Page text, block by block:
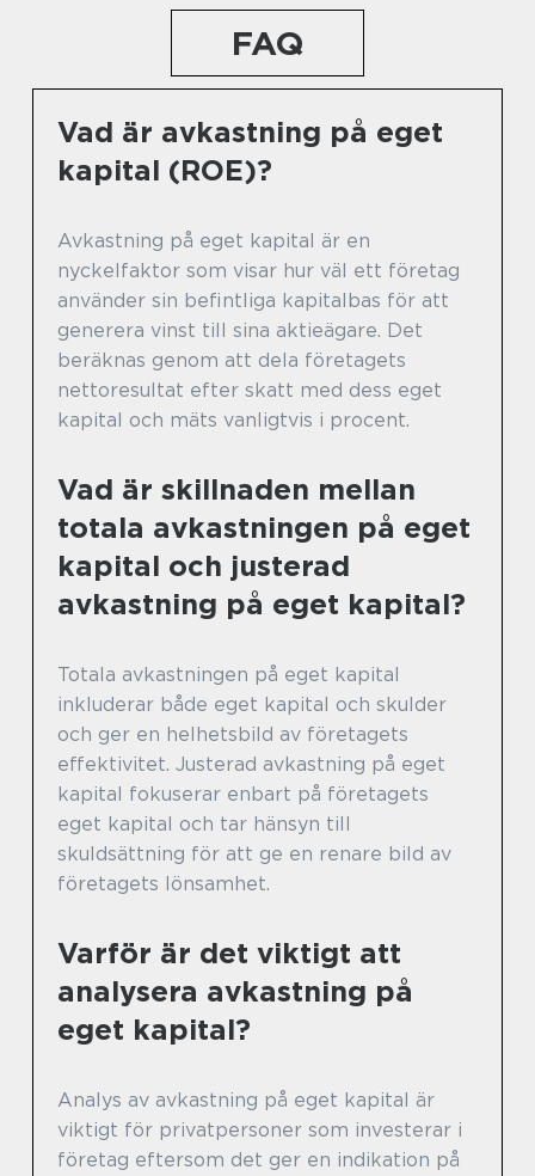
FAQ
Vad är avkastning på eget
kapital (ROE)?
Avkastning på eget kapital är en
nyckelfaktor som visar hur väl ett företag
använder sin befintliga kapitalbas för att
generera vinst till sina aktieägare. Det
beräknas genom att dela företagets
nettoresultat efter skatt med dess eget
kapital och mäts vanligtvis i procent.
Vad är skillnaden mellan
totala avkastningen på eget
kapital och justerad
avkastning på eget kapital?
Totala avkastningen på eget kapital
inkluderar både eget kapital och skulder
och ger en helhetsbild av företagets
effektivitet. Justerad avkastning på eget
kapital fokuserar enbart på företagets
eget kapital och tar hänsyn till
skuldsättning för att ge en renare bild av
företagets lönsamhet.
Varför är det viktigt att
analysera avkastning på
eget kapital?
Analys av avkastning på eget kapital är
viktigt för privatpersoner som investerar i
företag eftersom det ger en indikation på